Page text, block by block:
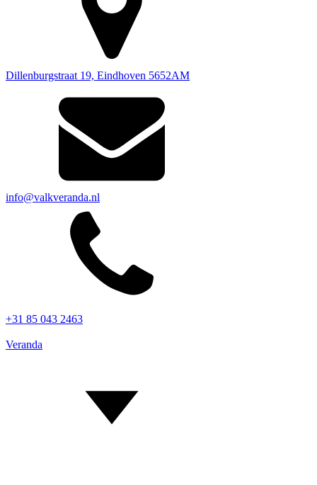
Dillenburgstraat 19, Eindhoven 5652AM
info@valkveranda.nl
+31 85 043 2463
Veranda